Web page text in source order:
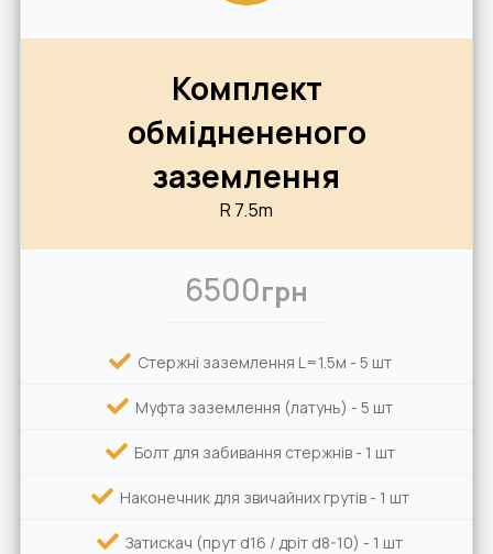
Комплект
обміднененого
заземлення
R 7.5m
6500грн
Стержні заземлення L=1.5м - 5 шт
Муфта заземлення (латунь) - 5 шт
Болт для забивання стержнів - 1 шт
Наконечник для звичайних грутів - 1 шт
Затискач (прут d16 / дріт d8-10) - 1 шт